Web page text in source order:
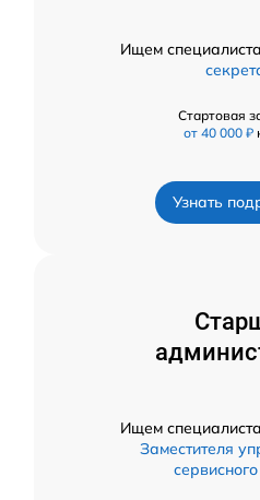
Ищем
Стартовая
от 40 000 ₽
Узнать
Ищем
Заместителя